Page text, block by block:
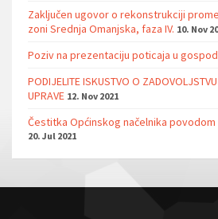
Zaključen ugovor o rekonstrukciji
zoni Srednja Omanjska, faza IV. 10. Nov
Poziv na prezentaciju poticaja u
PODIJELITE ISKUSTVO O
UPRAVE 12. Nov 2021
Čestitka Općinskog načelnika povodom
20. Jul 2021